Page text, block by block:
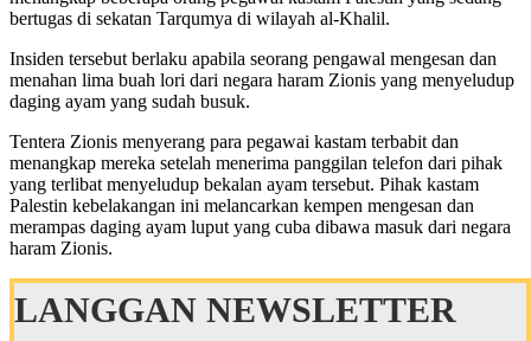
bertugas di sekatan Tarqumya di wilayah al-Khalil.
Insiden tersebut berlaku apabila seorang pengawal mengesan dan
menahan lima buah lori dari negara haram Zionis yang menyeludup
daging ayam yang sudah busuk.
Tentera Zionis menyerang para pegawai kastam terbabit dan
menangkap mereka setelah menerima panggilan telefon dari pihak
yang terlibat menyeludup bekalan ayam tersebut. Pihak kastam
Palestin kebelakangan ini melancarkan kempen mengesan dan
merampas daging ayam luput yang cuba dibawa masuk dari negara
haram Zionis.
LANGGAN NEWSLETTER